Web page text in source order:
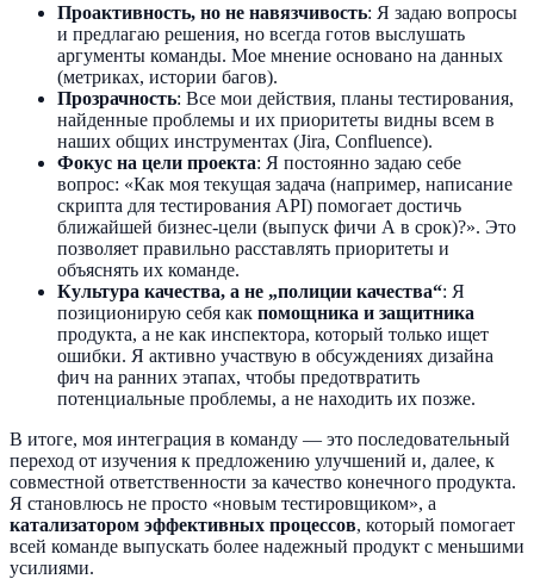
Проактивность, но не навязчивость: Я задаю вопросы
и предлагаю решения, но всегда готов выслушать
аргументы команды. Мое мнение основано на данных
(метриках, истории багов).
Прозрачность: Все мои действия, планы тестирования,
найденные проблемы и их приоритеты видны всем в
наших общих инструментах (Jira, Confluence).
Фокус на цели проекта: Я постоянно задаю себе
вопрос: «Как моя текущая задача (например, написание
скрипта для тестирования API) помогает достичь
ближайшей бизнес-цели (выпуск фичи А в срок)?». Это
позволяет правильно расставлять приоритеты и
объяснять их команде.
Культура качества, а не „полиции качества“: Я
позиционирую себя как помощника и защитника
продукта, а не как инспектора, который только ищет
ошибки. Я активно участвую в обсуждениях дизайна
фич на ранних этапах, чтобы предотвратить
потенциальные проблемы, а не находить их позже.
В итоге, моя интеграция в команду — это последовательный
переход от изучения к предложению улучшений и, далее, к
совместной ответственности за качество конечного продукта.
Я становлюсь не просто «новым тестировщиком», а
катализатором эффективных процессов, который помогает
всей команде выпускать более надежный продукт с меньшими
усилиями.